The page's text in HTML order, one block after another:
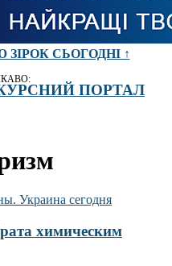
СЬОГОДНІ ↑
ПОРТАЛ
химическим